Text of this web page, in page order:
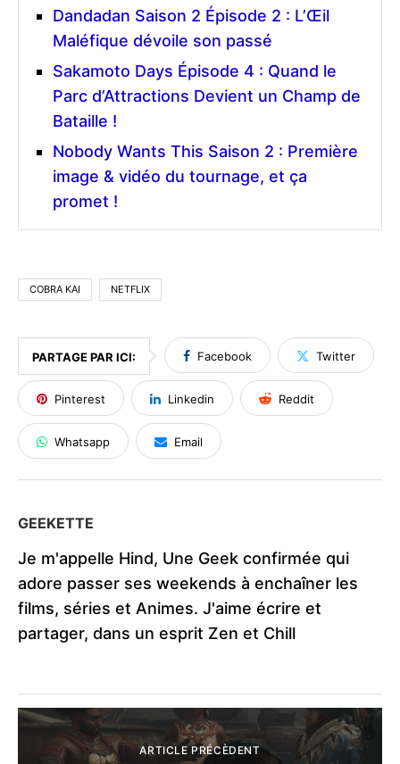
Dandadan Saison 2 Épisode 2 : L’Œil
Maléfique dévoile son passé
Sakamoto Days Épisode 4 : Quand le
Parc d’Attractions Devient un Champ de
Bataille !
Nobody Wants This Saison 2 : Première
image & vidéo du tournage, et ça
promet !
COBRA KAI NETFLIX
PARTAGE PAR ICI: Facebook Twitter
Pinterest Linkedin Reddit
Whatsapp Email
GEEKETTE
Je m'appelle Hind, Une Geek confirmée qui
adore passer ses weekends à enchaîner les
films, séries et Animes. J'aime écrire et
partager, dans un esprit Zen et Chill
ARTICLE PRÉCÈDENT